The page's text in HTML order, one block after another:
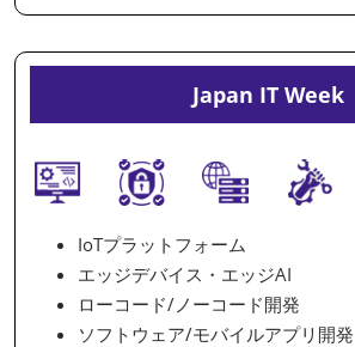
Japan IT Week
IoTプラットフォーム
エッジデバイス・エッジAI
ローコード/ノーコード開発
ソフトウェア/モバイルアプリ開発